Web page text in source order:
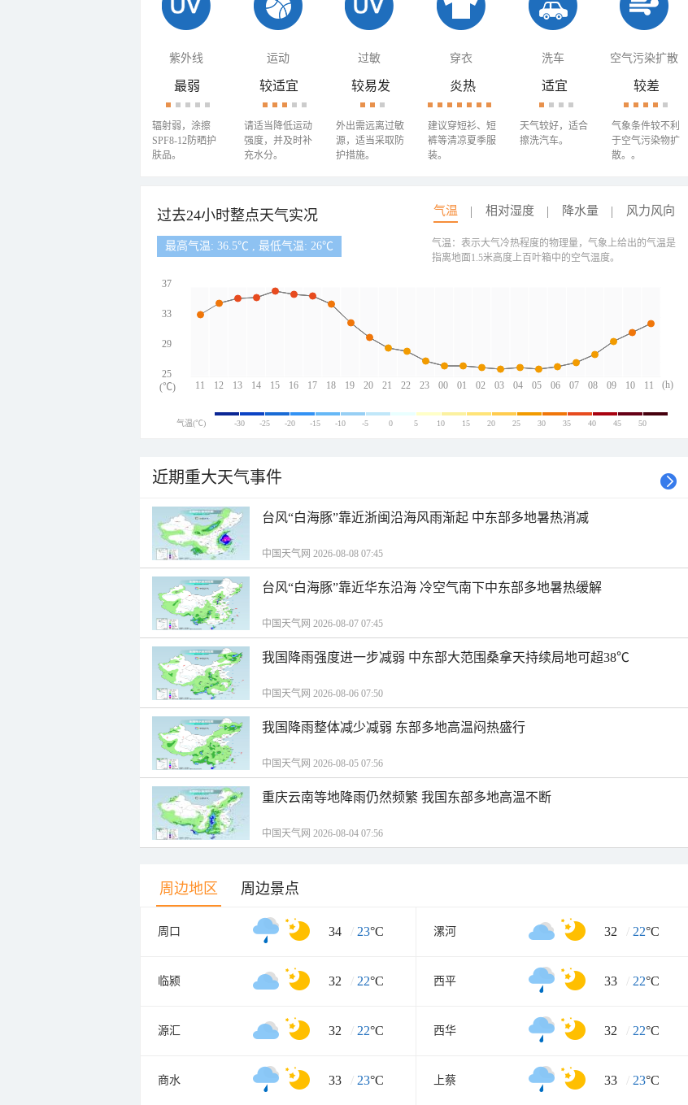
紫外线 运动 过敏 穿衣 洗车 空气污染扩散
最弱
辐射弱，涂擦
SPF8-12防晒护
肤品。
较适宜
请适当降低运动
强度，并及时补
充水分。
较易发
外出需远离过敏
源，适当采取防
护措施。
炎热
建议穿短衫、短
裤等清凉夏季服
装。
适宜
天气较好，适合
擦洗汽车。
较差
气象条件较不利
于空气污染物扩
散。。
过去24小时整点天气实况 气温 相对湿度 降水量 风力风向
最高气温: 36.5℃ , 最低气温: 26℃
11 12 13 14 15 16 17 18 19 20 21 22 23 00 01 02 03 04 05 06 07 08 09 10 11
37
33
29
25
(h)
(℃)
气温：表示大气冷热程度的物理量，气象上给出的气温是
指离地面1.5米高度上百叶箱中的空气温度。
气温(℃) -30 -25 -20 -15 -10 -5 0 5 10 15 20 25 30 35 40 45 50
近期重大天气事件
台风“白海豚”靠近浙闽沿海风雨渐起 中东部多地暑热消减
中国天气网 2026-08-08 07:45
台风“白海豚”靠近华东沿海 冷空气南下中东部多地暑热缓解
中国天气网 2026-08-07 07:45
我国降雨强度进一步减弱 中东部大范围桑拿天持续局地可超38℃
中国天气网 2026-08-06 07:50
我国降雨整体减少减弱 东部多地高温闷热盛行
中国天气网 2026-08-05 07:56
重庆云南等地降雨仍然频繁 我国东部多地高温不断
中国天气网 2026-08-04 07:56
周边地区 周边景点
周口 34 / 23°C 漯河 32 / 22°C
临颍 32 / 22°C 西平 33 / 22°C
源汇 32 / 22°C 西华 32 / 22°C
商水 33 / 23°C 上蔡 33 / 23°C